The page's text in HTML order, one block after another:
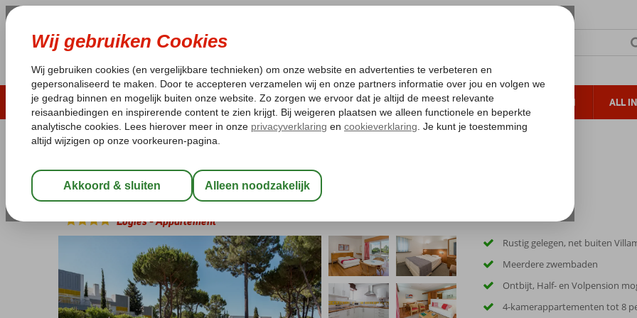
ZOMER 2026 LAST MINUTES WINTERZON ZONVAKANTIES VERRE REIZEN ALL
Laagsteprijsgarantie* Geen fueltoeslag Gratis annuleren*
Home
Portugal Algarve Vilamoura Pinhal da Marina
Pinhal da Marina
Logies-Appartement
Rustig gelegen, net buiten
Meerdere zwembaden
Ontbijt, Half- en Volpension
4-kamerappartementen tot 8